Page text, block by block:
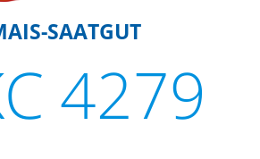
SAATGUT
4279